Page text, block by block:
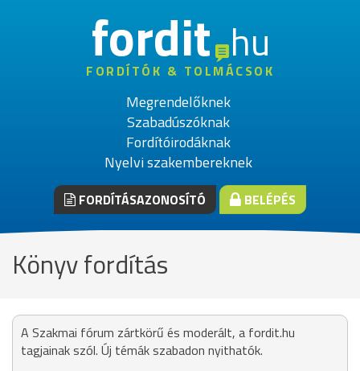
fordithu
FORDÍTÓK & TOLMÁCSOK
Megrendelőknek
Szabadúszóknak
Fordítóirodáknak
Nyelvi szakembereknek
FORDÍTÁSAZONOSÍTÓ BELÉPÉS
Könyv fordítás
A Szakmai fórum zártkörű és moderált, a fordit.hu
tagjainak szól. Új témák szabadon nyithatók.